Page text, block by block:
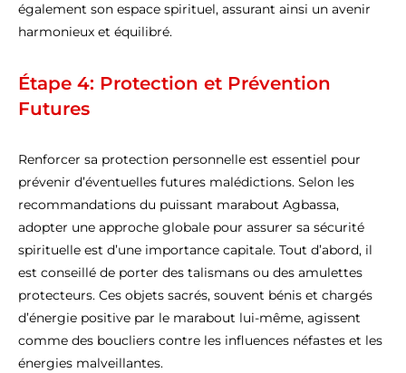
également son espace spirituel, assurant ainsi un avenir
harmonieux et équilibré.
Étape 4: Protection et Prévention
Futures
Renforcer sa protection personnelle est essentiel pour
prévenir d’éventuelles futures malédictions. Selon les
recommandations du puissant marabout Agbassa,
adopter une approche globale pour assurer sa sécurité
spirituelle est d’une importance capitale. Tout d’abord, il
est conseillé de porter des talismans ou des amulettes
protecteurs. Ces objets sacrés, souvent bénis et chargés
d’énergie positive par le marabout lui-même, agissent
comme des boucliers contre les influences néfastes et les
énergies malveillantes.